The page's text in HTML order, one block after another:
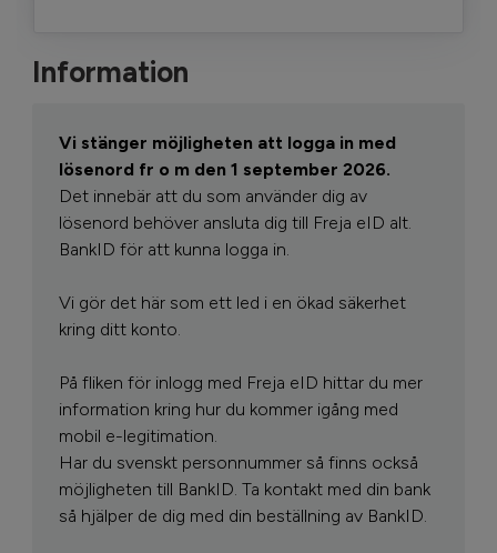
Information
Vi stänger möjligheten att logga in med
lösenord fr o m den 1 september 2026.
Det innebär att du som använder dig av
lösenord behöver ansluta dig till Freja eID alt.
BankID för att kunna logga in.
Vi gör det här som ett led i en ökad säkerhet
kring ditt konto.
På fliken för inlogg med Freja eID hittar du mer
information kring hur du kommer igång med
mobil e-legitimation.
Har du svenskt personnummer så finns också
möjligheten till BankID. Ta kontakt med din bank
så hjälper de dig med din beställning av BankID.